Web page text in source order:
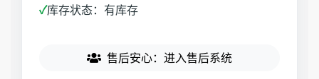
✓库存状态：有库存
售后安心：进入售后系统